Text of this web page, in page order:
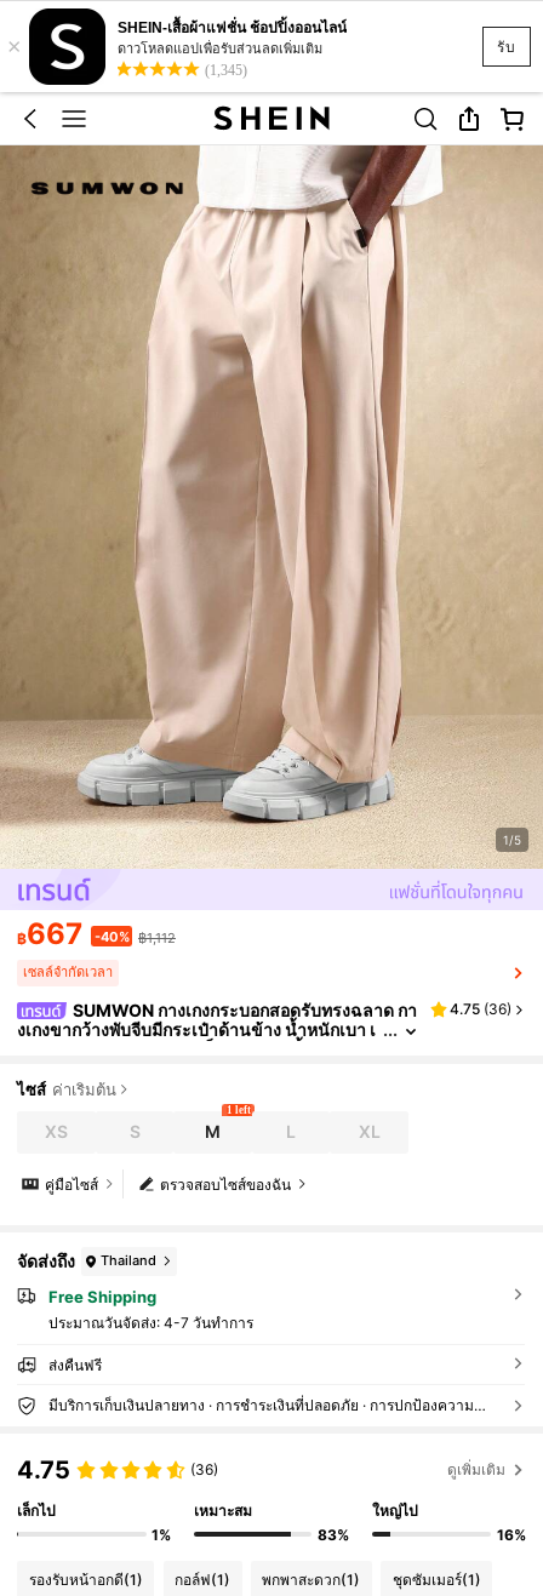
รับ
×
SHEIN-เสื้อผ้าแฟชั่น ช้อปปิ้งออนไลน์
ดาวโหลดแอปเพื่อรับส่วนลดเพิ่มเติม
(1,345)
1/5
฿667 -40% ฿1,112
เซลล์จำกัดเวลา
SUMWON กางเกงกระบอกสอดรับทรงฉลาด กา
งเกงขากว้างพับจีบมีกระเป๋าด้านข้าง น้ำหนักเบา เ
4.75 (36)
ไซส์ ค่าเริ่มต้น
XS S M
1 left
L XL
ตรวจสอบไซส์ของฉัน
คู่มือไซส์
จัดส่งถึง Thailand
Free Shipping
ประมาณวันจัดส่ง: 4-7 วันทำการ
ส่งคืนฟรี
มีบริการเก็บเงินปลายทาง · การชำระเงินที่ปลอดภัย · การปกป้องความเป็นส่วนตัว
4.75 (36) ดูเพิ่มเติม
เล็กไป
1%
เหมาะสม
83%
ใหญ่ไป
16%
รองรับหน้าอกดี(1) กอล์ฟ(1) พกพาสะดวก(1) ชุดซัมเมอร์(1)